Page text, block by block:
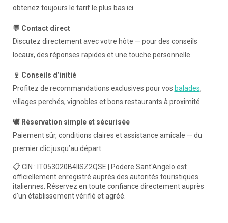
obtenez toujours le tarif le plus bas ici.
💬 Contact direct
Discutez directement avec votre hôte — pour des conseils
locaux, des réponses rapides et une touche personnelle.
🍷 Conseils d’initié
Profitez de recommandations exclusives pour vos balades,
villages perchés, vignobles et bons restaurants à proximité.
🕊️ Réservation simple et sécurisée
Paiement sûr, conditions claires et assistance amicale — du
premier clic jusqu’au départ.
📋 CIN : IT053020B4IISZ2QSE | Podere Sant'Angelo est
officiellement enregistré auprès des autorités touristiques
italiennes. Réservez en toute confiance directement auprès
d'un établissement vérifié et agréé.